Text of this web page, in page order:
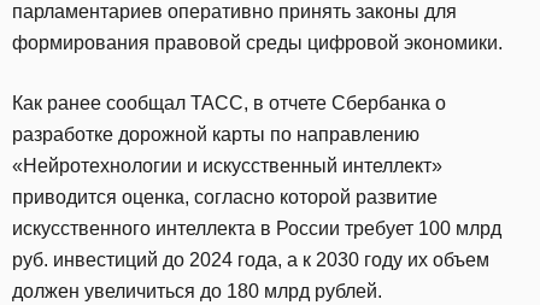
парламентариев оперативно принять законы для
формирования правовой среды цифровой экономики.
Как ранее сообщал ТАСС, в отчете Сбербанка о
разработке дорожной карты по направлению
«Нейротехнологии и искусственный интеллект»
приводится оценка, согласно которой развитие
искусственного интеллекта в России требует 100 млрд
руб. инвестиций до 2024 года, а к 2030 году их объем
должен увеличиться до 180 млрд рублей.